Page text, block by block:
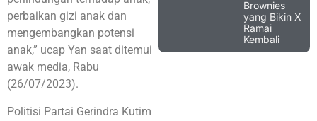
perbaikan gizi anak dan
mengembangkan potensi
anak,” ucap Yan saat ditemui
awak media, Rabu
(26/07/2023).
Politisi Partai Gerindra Kutim
Brownies
yang Bikin X
Ramai
Kembali